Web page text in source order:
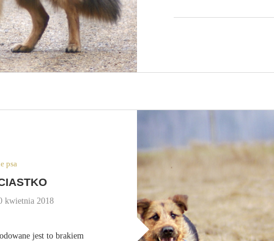
psa
kwietnia 2018
jest to brakiem